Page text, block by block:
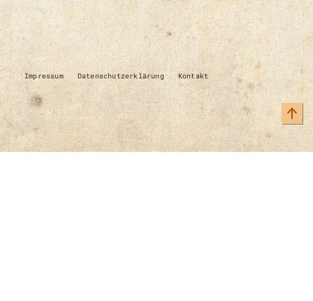
Impressum Datenschutzerklärung Kontakt